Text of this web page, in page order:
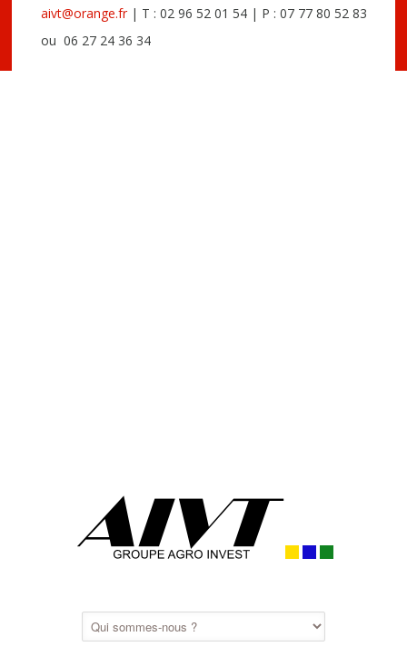
aivt@orange.fr| T : 02 96 52 01 54 | P : 07 77 80 52 83
ou 06 27 24 36 34